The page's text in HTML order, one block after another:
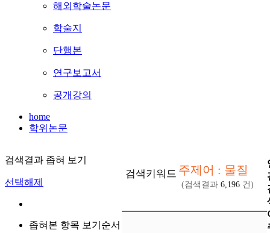
해외학술논문
학술지
단행본
연구보고서
공개강의
home
학위논문
검색결과 좁혀 보기
선택해제
좁혀본 항목 보기순서
검색키워드 주제어 : 물질
(검색결과 6,196 건)